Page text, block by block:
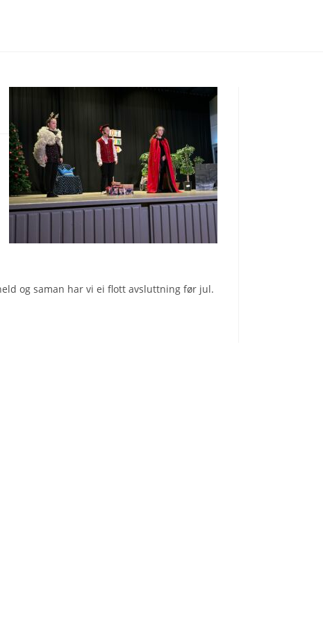
og saman har vi ei flott avsluttning før jul.